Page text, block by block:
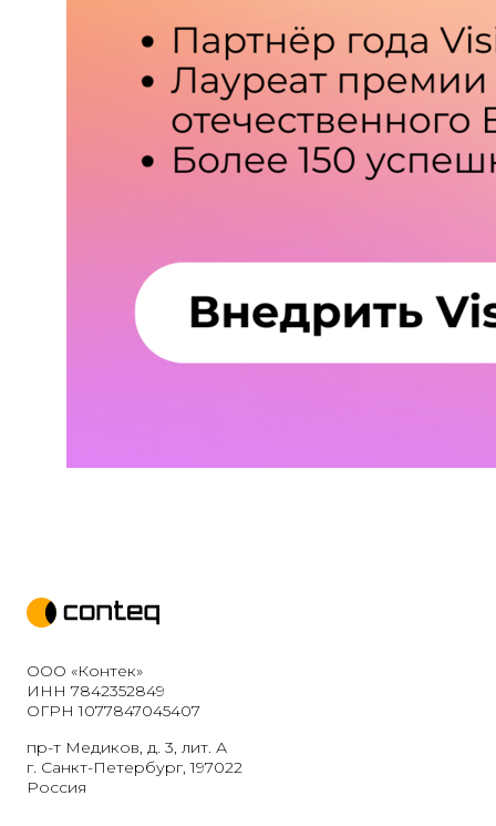
ООО «Контек»
ИНН 7842352849
ОГРН 1077847045407
пр-т Медиков, д. 3, лит. А
г. Санкт-Петербург, 197022
Россия